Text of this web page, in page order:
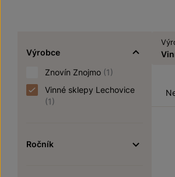
Výrobce
Znovín Znojmo (1)
Vinné sklepy Lechovice
(1)
Ročník